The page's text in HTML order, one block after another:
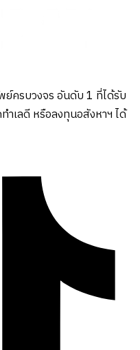
ครบวงจร อันดับ 1 ที่ได้รับ
ำเลดี หรือลงทุนอสังหาฯ ได้